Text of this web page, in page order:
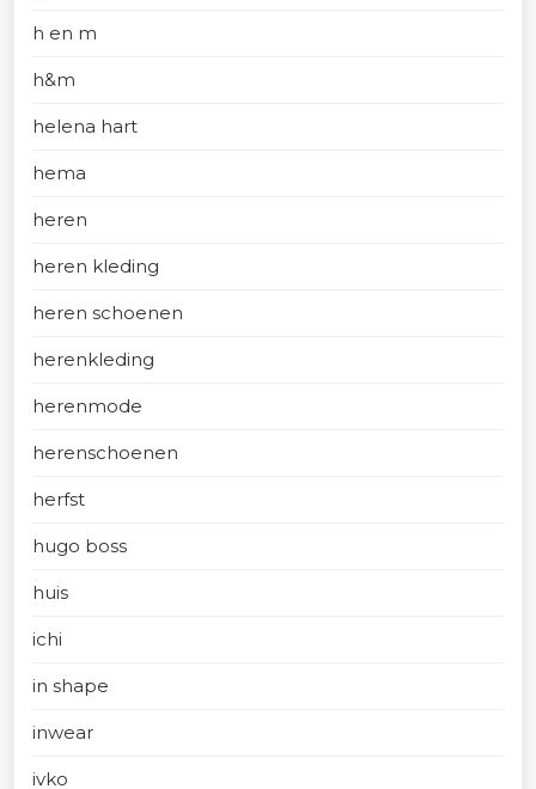
h en m
h&m
helena hart
hema
heren
heren kleding
heren schoenen
herenkleding
herenmode
herenschoenen
herfst
hugo boss
huis
ichi
in shape
inwear
ivko